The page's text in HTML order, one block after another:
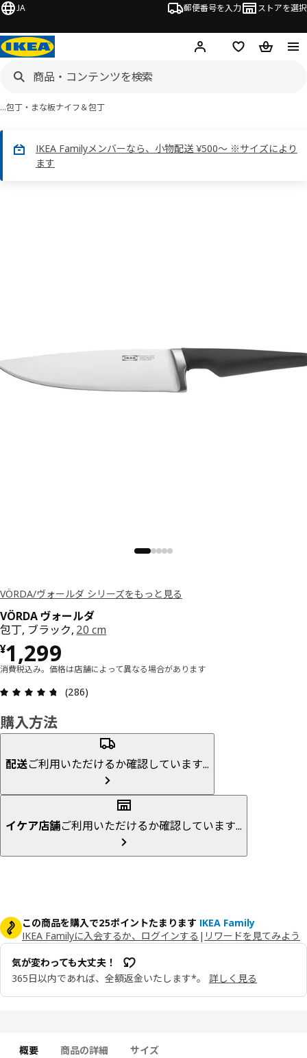
JA 郵便番号を入力 ストアを選択
ログイン・新規入会
欲しいものリスト
カート
…包丁・まな板ナイフ＆包丁
IKEA Familyメンバーなら、小物配送 ¥500～ ※サイズにより
ます
VÖRDA/ヴォールダ シリーズをもっと見る
VÖRDA ヴォールダ
包丁, ブラック, 20 cm
¥1,299
価格 ¥ 1299
消費税込み。価格は店舗によって異なる場合があります
(286)
購入方法
配送ご利用いただけるか確認しています...
イケア店舗ご利用いただけるか確認しています...
この商品を購入で25ポイントたまります IKEA Family
IKEA Familyに入会するか、ログインする | リワードを見てみよう
気が変わっても大丈夫！
365日以内であれば、全額返金いたします*。
詳しく見る
概要 商品の詳細 サイズ